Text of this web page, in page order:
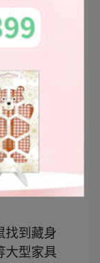
拜耳鼠剋
症狀，
源和水
問題
掃環
找到藏身
大型家具